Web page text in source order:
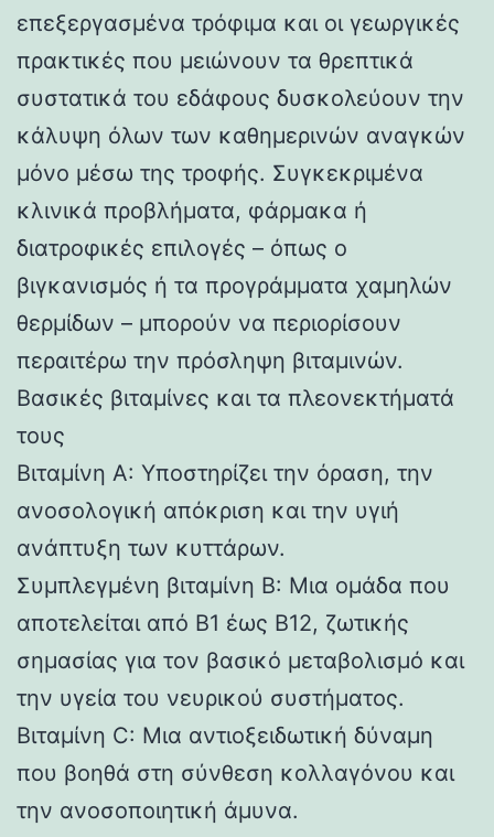
επεξεργασμένα τρόφιμα και οι γεωργικές
πρακτικές που μειώνουν τα θρεπτικά
συστατικά του εδάφους δυσκολεύουν την
κάλυψη όλων των καθημερινών αναγκών
μόνο μέσω της τροφής. Συγκεκριμένα
κλινικά προβλήματα, φάρμακα ή
διατροφικές επιλογές – όπως ο
βιγκανισμός ή τα προγράμματα χαμηλών
θερμίδων – μπορούν να περιορίσουν
περαιτέρω την πρόσληψη βιταμινών.
Βασικές βιταμίνες και τα πλεονεκτήματά
τους
Βιταμίνη Α: Υποστηρίζει την όραση, την
ανοσολογική απόκριση και την υγιή
ανάπτυξη των κυττάρων.
Συμπλεγμένη βιταμίνη Β: Μια ομάδα που
αποτελείται από Β1 έως Β12, ζωτικής
σημασίας για τον βασικό μεταβολισμό και
την υγεία του νευρικού συστήματος.
Βιταμίνη C: Μια αντιοξειδωτική δύναμη
που βοηθά στη σύνθεση κολλαγόνου και
την ανοσοποιητική άμυνα.